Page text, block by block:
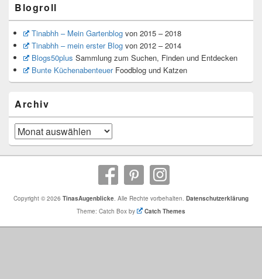
Blogroll
Tinabhh – Mein Gartenblogvon 2015 – 2018
Tinabhh – mein erster Blogvon 2012 – 2014
Blogs50plus Sammlung zum Suchen, Finden und Entdecken
Bunte KüchenabenteuerFoodblog und Katzen
Archiv
Archiv
Copyright © 2026 TinasAugenblicke. Alle Rechte vorbehalten. Datenschutzerklärung
Theme: Catch Box by
Catch Themes